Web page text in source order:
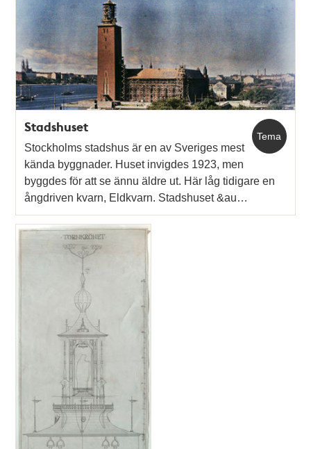
Tema
Stadshuset
Stockholms stadshus är en av Sveriges mest
kända byggnader. Huset invigdes 1923, men
byggdes för att se ännu äldre ut. Här låg tidigare en
ångdriven kvarn, Eldkvarn. Stadshuset &au…